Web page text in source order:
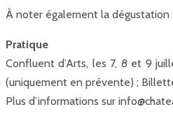
À noter également la dégustation
Pratique
Confluent d’Arts, les 7, 8 et 9
(uniquement en prévente) ;
Plus d’informations sur